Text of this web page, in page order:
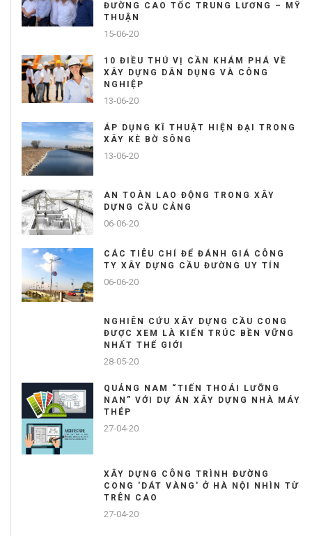
ĐƯỜNG CAO TỐC TRUNG LƯƠNG – MỸ
THUẬN
15-06-20
10 ĐIỀU THÚ VỊ CẦN KHÁM PHÁ VỀ
XÂY DỰNG DÂN DỤNG VÀ CÔNG
NGHIỆP
13-06-20
ÁP DỤNG KĨ THUẬT HIỆN ĐẠI TRONG
XÂY KÈ BỜ SÔNG
13-06-20
AN TOÀN LAO ĐỘNG TRONG XÂY
DỰNG CẦU CẢNG
06-06-20
CÁC TIÊU CHÍ ĐỂ ĐÁNH GIÁ CÔNG
TY XÂY DỰNG CẦU ĐƯỜNG UY TÍN
06-06-20
NGHIÊN CỨU XÂY DỰNG CẦU CONG
ĐƯỢC XEM LÀ KIẾN TRÚC BỀN VỮNG
NHẤT THẾ GIỚI
28-05-20
QUẢNG NAM “TIẾN THOÁI LƯỠNG
NAN” VỚI DỰ ÁN XÂY DỰNG NHÀ MÁY
THÉP
27-04-20
XÂY DỰNG CÔNG TRÌNH ĐƯỜNG
CONG 'DÁT VÀNG' Ở HÀ NỘI NHÌN TỪ
TRÊN CAO
27-04-20